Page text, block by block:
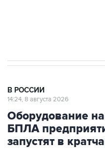
В РОССИИ
14:24, 8 августа 2026
Оборудование
БПЛА
запустят в